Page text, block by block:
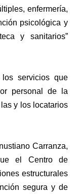
enfermería,
psicológica y
y sanitarios”
los servicios que
personal de la
y los locatarios
Carranza,
el Centro de
estructurales
segura y de